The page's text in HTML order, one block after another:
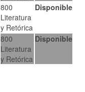
800
Literatura
y Retórica
Disponible
800
Literatura
y Retórica
Disponible